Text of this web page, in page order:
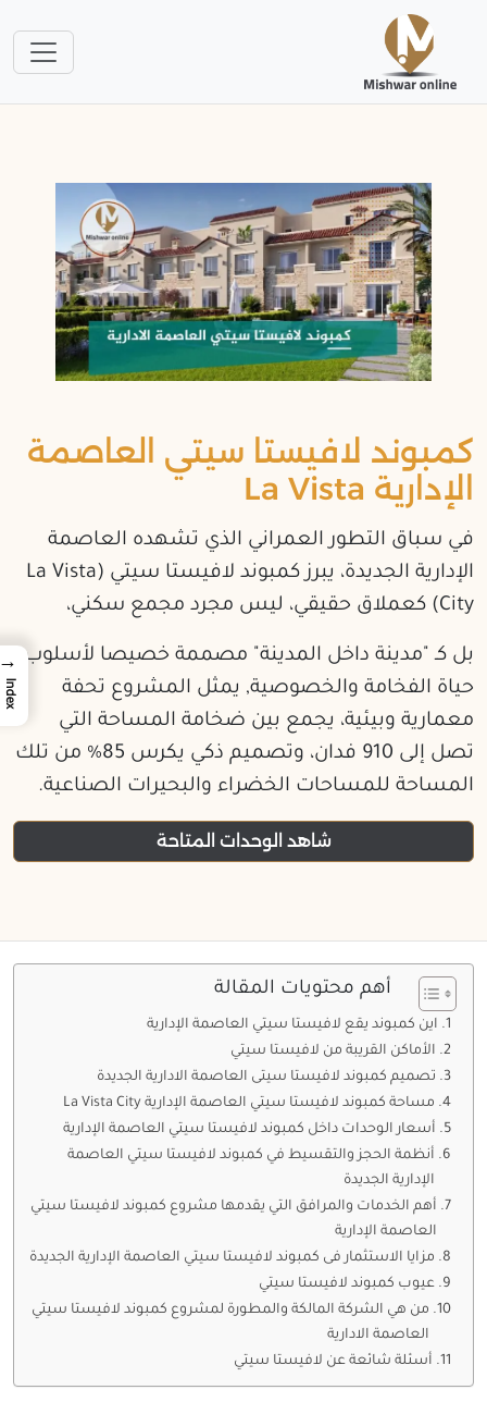
كمبوند لافيستا سيتي العاصمة
الإدارية La Vista
في سباق التطور العمراني الذي تشهده العاصمة
الإدارية الجديدة، يبرز كمبوند لافيستا سيتي (La Vista
City) كعملاق حقيقي، ليس مجرد مجمع سكني،
بل كـ "مدينة داخل المدينة" مصممة خصيصا لأسلوب
حياة الفخامة والخصوصية, يمثل المشروع تحفة
معمارية وبيئية، يجمع بين ضخامة المساحة التي
تصل إلى 910 فدان، وتصميم ذكي يكرس 85% من تلك
المساحة للمساحات الخضراء والبحيرات الصناعية.
شاهد الوحدات المتاحة
أهم محتويات المقالة
اين كمبوند يقع لافيستا سيتي العاصمة الإدارية
الأماكن القريبة من لافيستا سيتي
تصميم كمبوند لافيستا سيتى العاصمة الادارية الجديدة
مساحة كمبوند لافيستا سيتي العاصمة الإدارية La Vista City
أسعار الوحدات داخل كمبوند لافيستا سيتي العاصمة الإدارية
أنظمة الحجز والتقسيط في كمبوند لافيستا سيتي العاصمة
الإدارية الجديدة
أهم الخدمات والمرافق التي يقدمها مشروع كمبوند لافيستا سيتي
العاصمة الإدارية
مزايا الاستثمار فى كمبوند لافيستا سيتي العاصمة الإدارية الجديدة
عيوب كمبوند لافيستا سيتي
من هي الشركة المالكة والمطورة لمشروع كمبوند لافيستا سيتي
العاصمة الادارية
أسئلة شائعة عن لافيستا سيتي
→
Index